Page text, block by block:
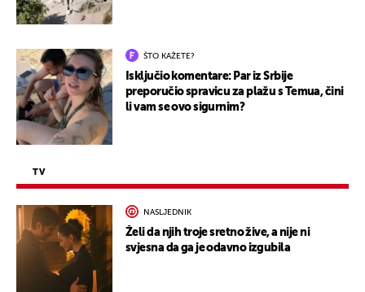
ŠTO KAŽETE?
Isključio komentare: Par iz Srbije
preporučio spravicu za plažu s Temua, čini
li vam se ovo sigurnim?
TV
NASLJEDNIK
Želi da njih troje sretno žive, a nije ni
svjesna da ga je odavno izgubila